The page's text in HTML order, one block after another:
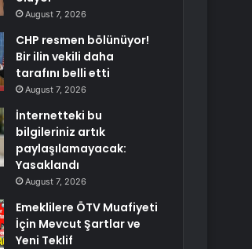
August 7, 2026
CHP resmen bölünüyor!
Bir ilin vekili daha
tarafını belli etti
August 7, 2026
İnternetteki bu
bilgileriniz artık
paylaşılamayacak:
Yasaklandı
August 7, 2026
Emeklilere ÖTV Muafiyeti
İçin Mevcut Şartlar ve
Yeni Teklif